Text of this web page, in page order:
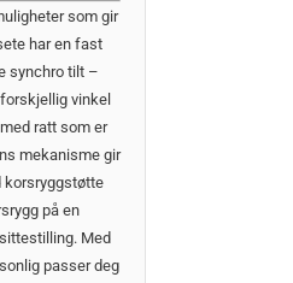
som gir
har en fast
synchro tilt –
vinkel
ratt som er
mekanisme gir
korsryggstøtte
på en
Med
passer deg